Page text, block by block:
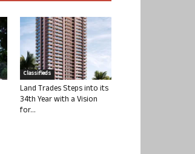
Classifieds
Land Trades Steps into its
34th Year with a Vision
for...